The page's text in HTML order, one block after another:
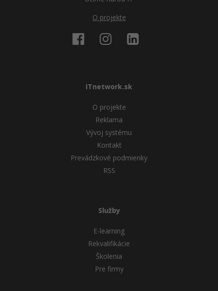
O projekte
ITnetwork.sk
O projekte
Reklama
Vývoj systému
Kontakt
Prevádzkové podmienky
RSS
Služby
E-learning
Rekvalifikácie
Školenia
Pre firmy